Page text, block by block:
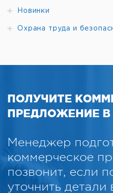
Новинки
Охрана труда и
ПОЛУЧИТЕ
ПРЕДЛОЖЕНИЕ В
Менеджер
коммерческое
позвонит, если
уточнить детали